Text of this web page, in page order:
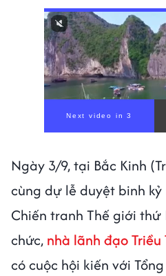
Ngày 3/9, tại Bắc Kinh
cùng dự lễ duyệt binh
Chiến tranh Thế giới
chức, nhà lãnh đạo Triều
có cuộc hội kiến với